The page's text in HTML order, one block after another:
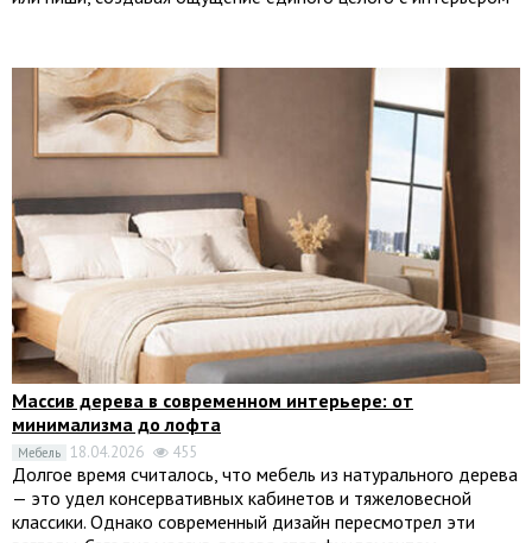
Массив дерева в современном интерьере: от
минимализма до лофта
Мебель 18.04.2026 455
Долгое время считалось, что мебель из натурального дерева
— это удел консервативных кабинетов и тяжеловесной
классики. Однако современный дизайн пересмотрел эти